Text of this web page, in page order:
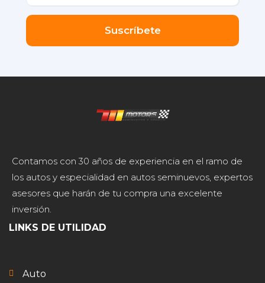
Suscríbete
Contamos con 30 años de experiencia en el ramo de
los autos y especialidad en autos seminuevos, expertos
asesores que harán de tu compra una excelente
inversión.
LINKS DE UTILIDAD
Auto